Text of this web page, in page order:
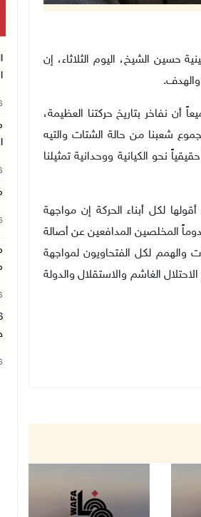
حسين الشيخ، اليوم الثلاثاء، إن
والهدف.
الحق جميعاً أن نفاخر بتاريخ حركتنا العظيمة،
شعبنا من حالة الشتات والتيه
نحو الكيانية ووحدانية تمثيلنا
لكل أبناء الحركة إن مواجهة
دوماً المخلصين المدافعين عن أصالة
والهمم لكل الفتحاويون لمواجهة
الغاشم والاستقلال والدولة